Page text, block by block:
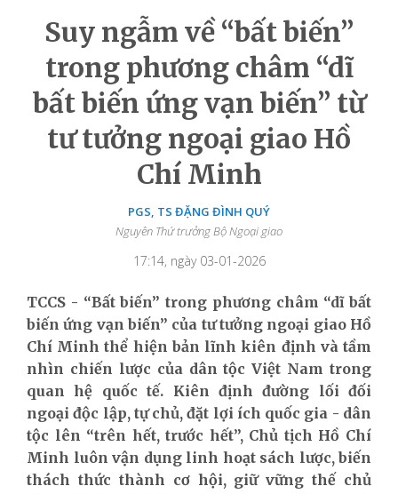
Suy ngẫm về “bất biến”
trong phương châm “dĩ
bất biến ứng vạn biến” từ
tư tưởng ngoại giao Hồ
Chí Minh
PGS, TS ĐẶNG ĐÌNH QUÝ
Nguyên Thứ trưởng Bộ Ngoại giao
17:14, ngày 03-01-2026
TCCS - “Bất biến” trong phương châm “dĩ bất
biến ứng vạn biến” của tư tưởng ngoại giao Hồ
Chí Minh thể hiện bản lĩnh kiên định và tầm
nhìn chiến lược của dân tộc Việt Nam trong
quan hệ quốc tế. Kiên định đường lối đối
ngoại độc lập, tự chủ, đặt lợi ích quốc gia - dân
tộc lên “trên hết, trước hết”, Chủ tịch Hồ Chí
Minh luôn vận dụng linh hoạt sách lược, biến
thách thức thành cơ hội, giữ vững thế chủ